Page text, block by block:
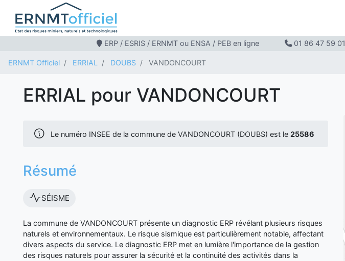
ERP / ESRIS / ERNMT ou ENSA / PEB en ligne 01 86 47 59 01
ERNMT Officiel ERRIAL DOUBS VANDONCOURT
ERRIAL pour VANDONCOURT
Le numéro INSEE de la commune de VANDONCOURT (DOUBS) est le 25586
Résumé
SÉISME
La commune de VANDONCOURT présente un diagnostic ERP révélant plusieurs risques
naturels et environnementaux. Le risque sismique est particulièrement notable, affectant
divers aspects du service. Le diagnostic ERP met en lumière l'importance de la gestion
des risques naturels pour assurer la sécurité et la continuité des activités dans la